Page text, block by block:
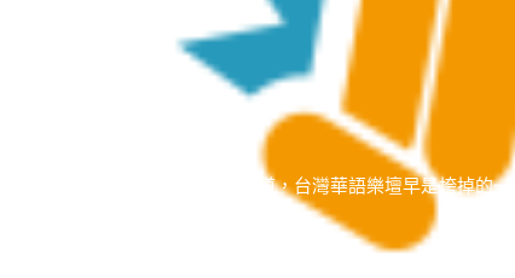
有人說韓樂當道，台灣華語樂壇早是垮掉的